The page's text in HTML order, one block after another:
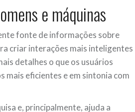
e máquinas
fonte de informações sobre
criar interações mais inteligentes
detalhes o que os usuários
mais eficientes e em sintonia com
e, principalmente, ajuda a